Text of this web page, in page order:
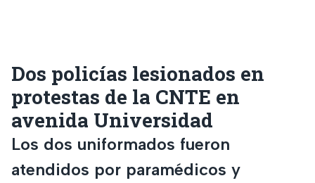
Dos policías lesionados en
protestas de la CNTE en
avenida Universidad
Los dos uniformados fueron
atendidos por paramédicos y